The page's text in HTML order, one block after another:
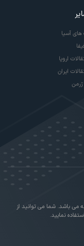
آسیا
اروپا
ایران
باشد. شما می توانید از
نمایید.